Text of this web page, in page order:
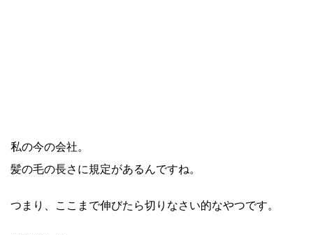
私の今の会社。
髪の毛の長さに規定があるんですね。
つまり、ここまで伸びたら切りなさい的なやつです。